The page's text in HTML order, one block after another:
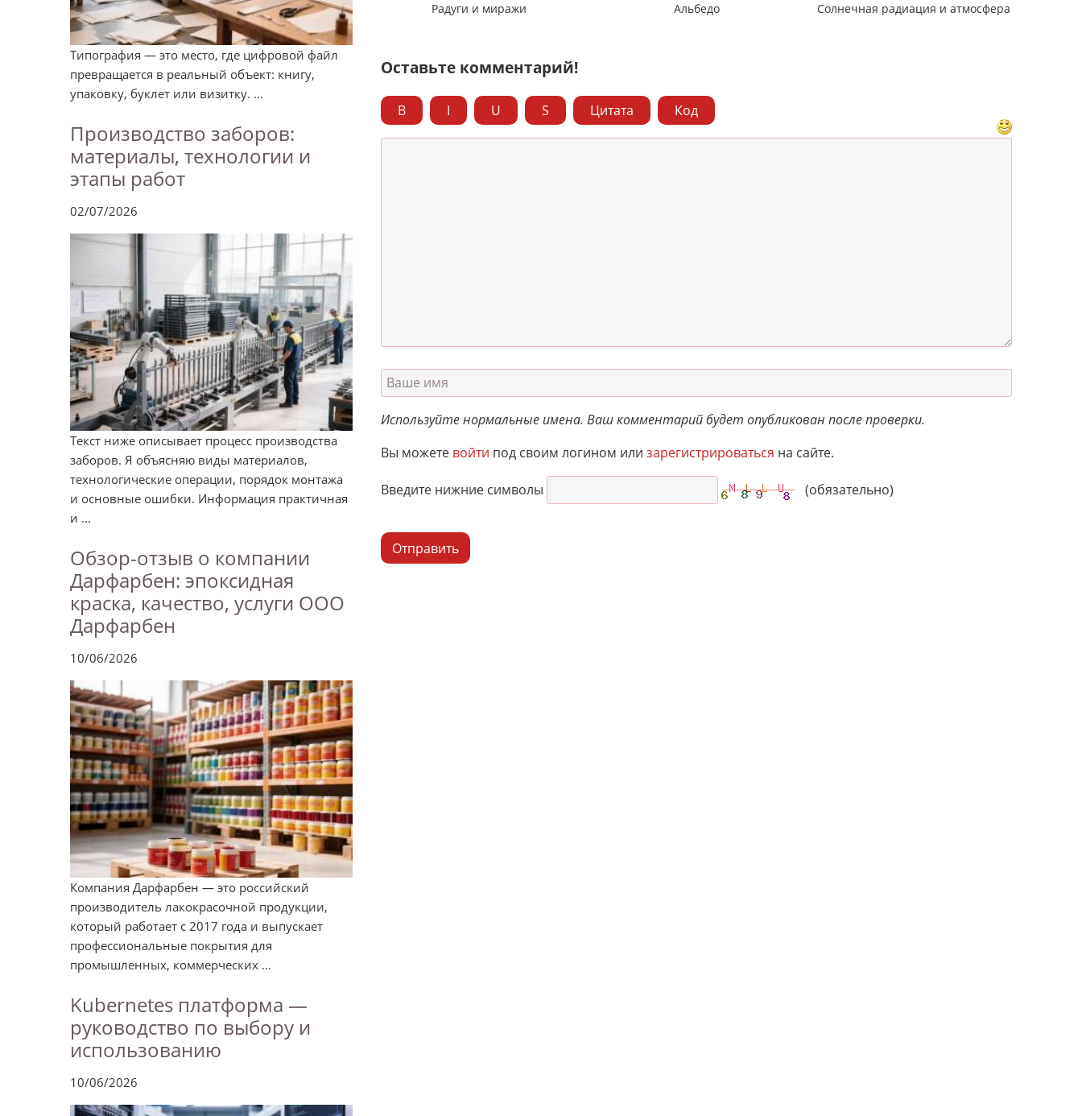
Типография — это место, где цифровой файл
превращается в реальный объект: книгу,
упаковку, буклет или визитку. ...
Производство заборов:
материалы, технологии и
этапы работ
02/07/2026
Текст ниже описывает процесс производства
заборов. Я объясняю виды материалов,
технологические операции, порядок монтажа
и основные ошибки. Информация практичная
и ...
Обзор-отзыв о компании
Дарфарбен: эпоксидная
краска, качество, услуги ООО
Дарфарбен
10/06/2026
Компания Дарфарбен — это российский
производитель лакокрасочной продукции,
который работает с 2017 года и выпускает
профессиональные покрытия для
промышленных, коммерческих ...
Kubernetes платформа —
руководство по выбору и
использованию
10/06/2026
Радуги и миражи Альбедо Солнечная радиация и атмосфера
Оставьте комментарий!
B I U S Цитата Код
Используйте нормальные имена. Ваш комментарий будет опубликован после проверки.
Вы можете войти под своим логином илизарегистрироваться на сайте.
Введите нижние символы (обязательно)
Отправить